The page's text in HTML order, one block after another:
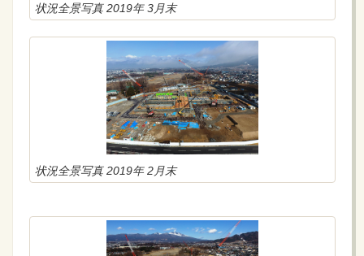
状況全景写真 2019年 3月末
状況全景写真 2019年 2月末